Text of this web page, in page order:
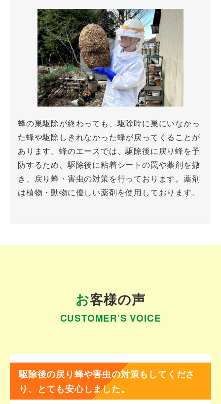
蜂の巣駆除が終わっても、駆除時に巣にいなかっ
た蜂や駆除しきれなかった蜂が戻ってくることが
あります。蜂のエースでは、駆除後に戻り蜂を予
防するため、駆除後に粘着シートの罠や薬剤を撒
き、戻り蜂・害虫の対策を行っております。薬剤
は植物・動物に優しい薬剤を使用しております。
お客様の声
CUSTOMER’S VOICE
駆除後の戻り蜂や害虫の対策もしてくださ
り、とても安心しました。